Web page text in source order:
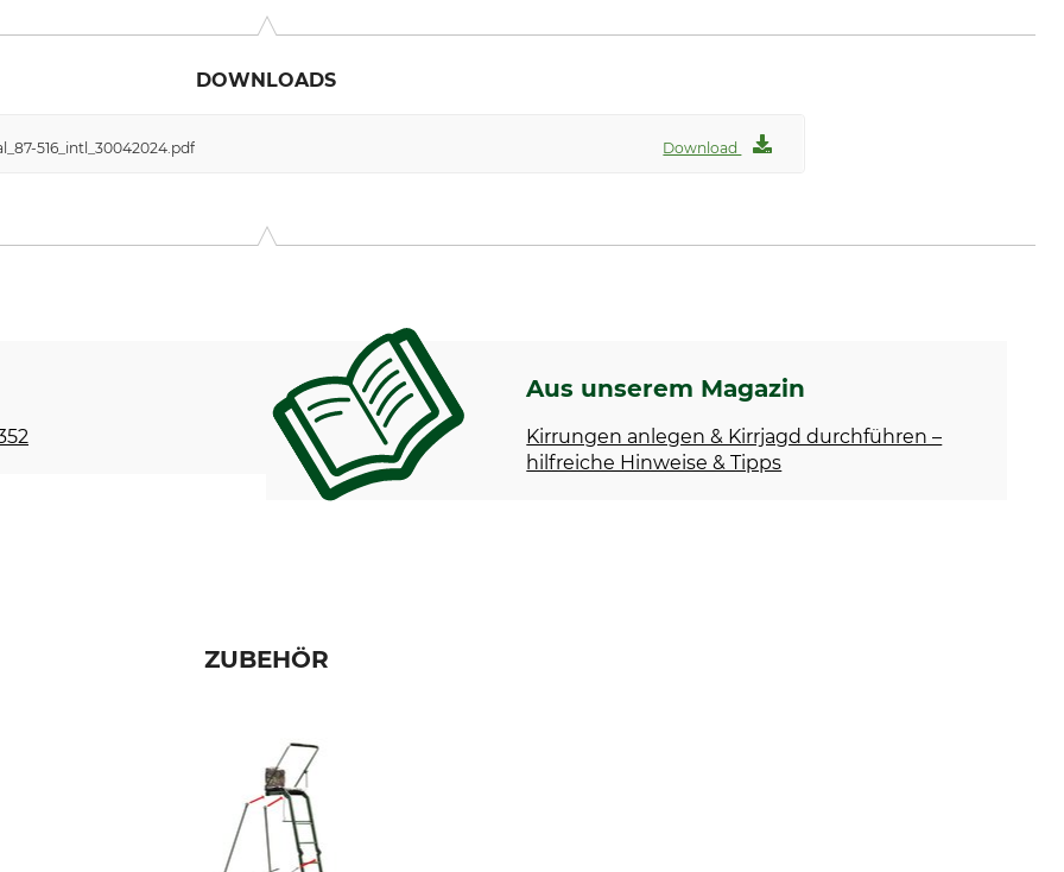
DOWNLOADS
516_intl_30042024.pdf Download
Aus unserem Magazin
Kirrungen anlegen & Kirrjagd durchführen –
hilfreiche Hinweise & Tipps
ZUBEHÖR